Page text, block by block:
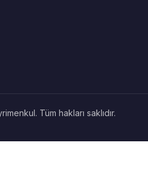
Tüm hakları saklıdır.